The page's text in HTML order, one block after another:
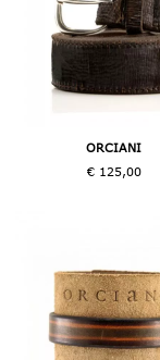
ORCIANI
€ 125,00